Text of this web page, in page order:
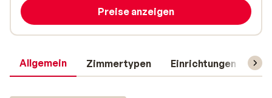
Allgemein Zimmertypen Einrichtungen
Preise anzeigen